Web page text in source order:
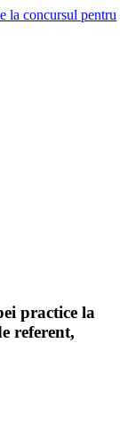
practice la
referent,